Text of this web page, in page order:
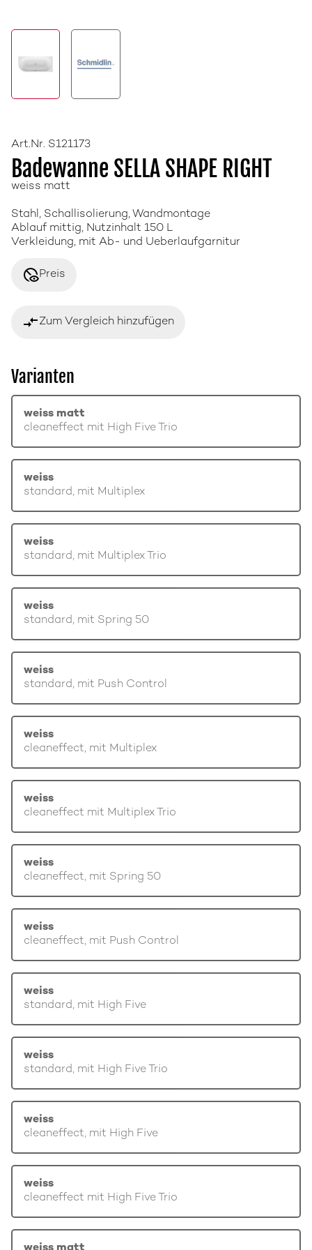
Art.Nr. S121173
Badewanne SELLA SHAPE RIGHT
weiss matt
Stahl, Schallisolierung, Wandmontage
Ablauf mittig, Nutzinhalt 150 L
Verkleidung, mit Ab- und Ueberlaufgarnitur
disabled_visiblePreis
compare_arrowsZum Vergleich hinzufügen
Varianten
weiss matt
cleaneffect mit High Five Trio
weiss
standard, mit Multiplex
weiss
standard, mit Multiplex Trio
weiss
standard, mit Spring 50
weiss
standard, mit Push Control
weiss
cleaneffect, mit Multiplex
weiss
cleaneffect mit Multiplex Trio
weiss
cleaneffect, mit Spring 50
weiss
cleaneffect, mit Push Control
weiss
standard, mit High Five
weiss
standard, mit High Five Trio
weiss
cleaneffect, mit High Five
weiss
cleaneffect mit High Five Trio